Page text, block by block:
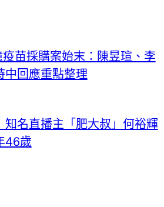
苗採購案始末：陳昱瑄、李
中回應重點整理
知名直播主「肥大叔」何裕輝
46歲